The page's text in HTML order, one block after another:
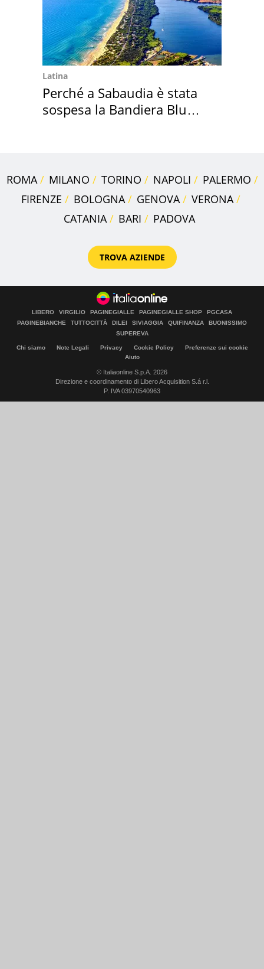
Latina
Perché a Sabaudia è stata
sospesa la Bandiera Blu
ROMA MILANO TORINO NAPOLI
PALERMO
FIRENZE
BOLOGNA GENOVA
VERONA
CATANIA
BARI PADOVA
TROVA AZIENDE
LIBERO VIRGILIO PAGINEGIALLE PAGINEGIALLE SHOP
PGCASA
PAGINEBIANCHE
TUTTOCITTÀ DILEI SIVIAGGIA QUIFINANZA
BUONISSIMO
SUPEREVA
Chi siamo Note Legali Privacy Cookie Policy
Preferenze sui cookie
Aiuto
© Italiaonline S.p.A. 2026
Direzione e coordinamento di Libero Acquisition S.á r.l.
P. IVA 03970540963